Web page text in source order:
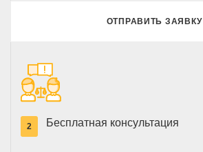
ОТПРАВИТЬ ЗАЯВКУ
2 Бесплатная консультация